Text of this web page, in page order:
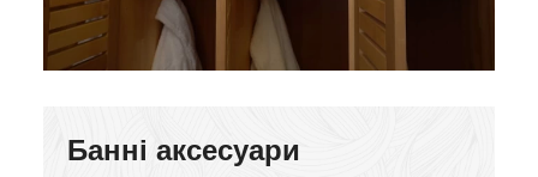
Банні аксесуари